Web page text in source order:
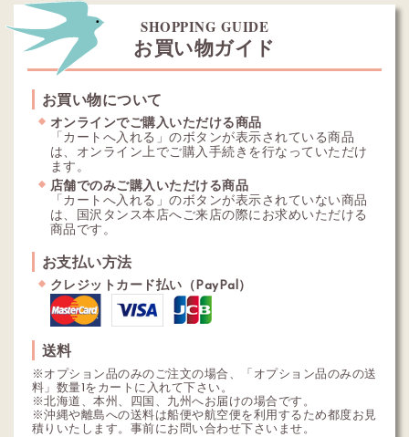
SHOPPING GUIDE
お買い物ガイド
お買い物について
オンラインでご購入いただける商品
「カートへ入れる」のボタンが表示されている商品
は、オンライン上でご購入手続きを行なっていただけ
ます。
店舗でのみご購入いただける商品
「カートへ入れる」のボタンが表示されていない商品
は、国沢タンス本店へご来店の際にお求めいただける
商品です。
お支払い方法
クレジットカード払い（PayPal）
送料
※オプション品のみのご注文の場合、「オプション品のみの送
料」数量1をカートに入れて下さい。
※北海道、本州、四国、九州へお届けの場合です。
※沖縄や離島への送料は船便や航空便を利用するため都度お見
積りいたします。事前にお問い合わせ下さいませ。